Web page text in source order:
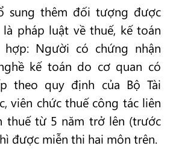
sung thêm đối tượng được
pháp luật về thuế, kế toán
Người có chứng nhận
kế toán do cơ quan có
theo quy định của Bộ Tài
viên chức thuế công tác liên
thuế từ 5 năm trở lên (trước
được miễn thi hai môn trên.